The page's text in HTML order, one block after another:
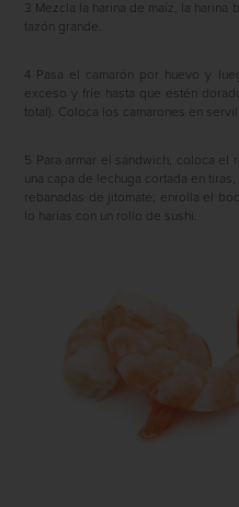
3 Mezcla la harina de maíz, la harina
tazón grande.
4 Pasa el camarón por huevo y
exceso y fríe hasta que estén
total). Coloca los camarones en
5 Para armar el sándwich, coloca el
una capa de lechuga cortada en
rebanadas de jitomate; enrolla el
lo harías con un rollo de sushi.